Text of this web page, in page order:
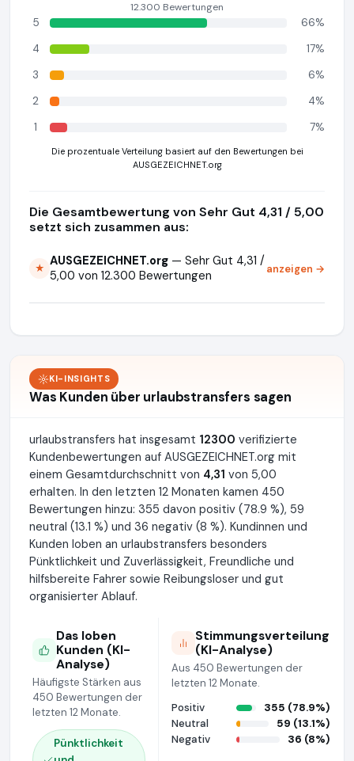
12.300 Bewertungen
5
66%
4
17%
3
6%
2
4%
1
7%
Die prozentuale Verteilung basiert auf den Bewertungen bei
AUSGEZEICHNET.org
Die Gesamtbewertung von Sehr Gut 4,31 / 5,00
setzt sich zusammen aus:
★ AUSGEZEICHNET.org — Sehr Gut 4,31 /
5,00 von 12.300 Bewertungen
anzeigen →
KI-INSIGHTS
Was Kunden über urlaubstransfers sagen
urlaubstransfers hat insgesamt 12300 verifizierte
Kundenbewertungen auf AUSGEZEICHNET.org mit
einem Gesamtdurchschnitt von 4,31 von 5,00
erhalten. In den letzten 12 Monaten kamen 450
Bewertungen hinzu: 355 davon positiv (78.9 %), 59
neutral (13.1 %) und 36 negativ (8 %). Kundinnen und
Kunden loben an urlaubstransfers besonders
Pünktlichkeit und Zuverlässigkeit, Freundliche und
hilfsbereite Fahrer sowie Reibungsloser und gut
organisierter Ablauf.
Das loben
Kunden (KI-
Analyse)
Häufigste Stärken aus
450 Bewertungen der
letzten 12 Monate.
Pünktlichkeit
Stimmungsverteilung
(KI-Analyse)
Aus 450 Bewertungen der
letzten 12 Monate.
Positiv
355 (78.9%)
Neutral
59 (13.1%)
Negativ
36 (8%)